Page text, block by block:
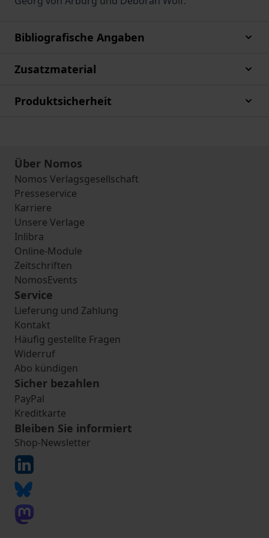
Bibliografische Angaben
Zusatzmaterial
Produktsicherheit
Über Nomos
Nomos Verlagsgesellschaft
Presseservice
Karriere
Unsere Verlage
Inlibra
Online-Module
Zeitschriften
NomosEvents
Service
Lieferung und Zahlung
Kontakt
Häufig gestellte Fragen
Widerruf
Abo kündigen
Sicher bezahlen
PayPal
Kreditkarte
Bleiben Sie informiert
Shop-Newsletter